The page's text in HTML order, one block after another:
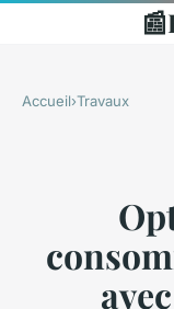
📰
Accueil›Travaux